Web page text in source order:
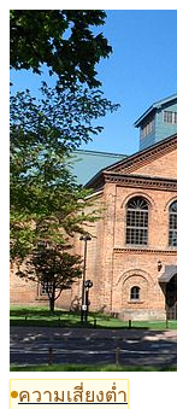
ความเสี่ยงต่ำ